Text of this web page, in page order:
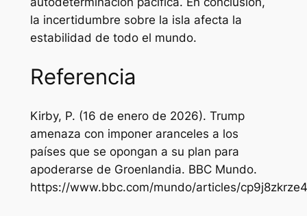
la incertidumbre sobre la isla afecta la
estabilidad de todo el mundo.
Referencia
Kirby, P. (16 de enero de 2026). Trump
amenaza con imponer aranceles a los
países que se opongan a su plan para
apoderarse de Groenlandia. BBC Mundo.
https://www.bbc.com/mundo/articles/